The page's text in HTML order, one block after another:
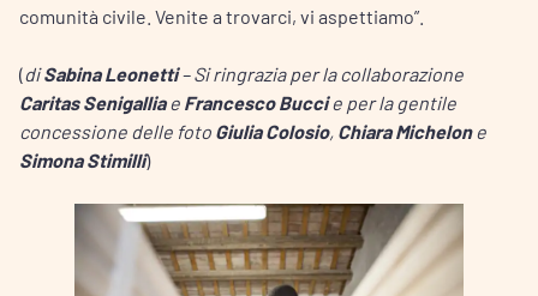
comunità civile. Venite a trovarci, vi aspettiamo”.
(diSabina Leonetti– Si ringrazia per la collaborazione
Caritas Senigalliae Francesco Buccie per la gentile
concessione delle foto Giulia Colosio, Chiara Michelone
Simona Stimilli)